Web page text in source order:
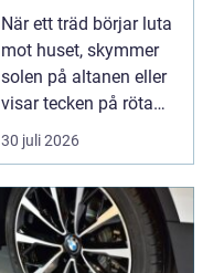
trädgården
När ett träd börjar luta
mot huset, skymmer
solen på altanen eller
visar tecken på röta
uppstår ofta...
30 juli 2026